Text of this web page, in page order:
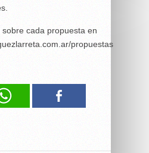
cada propuesta en
propuestas